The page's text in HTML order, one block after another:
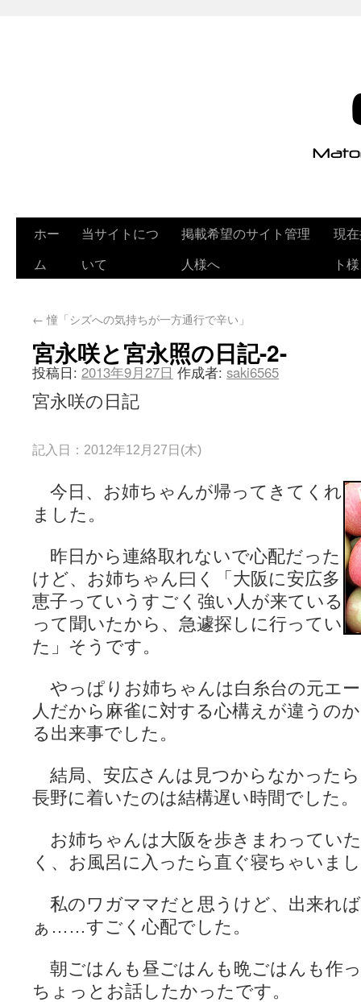
ホー
ム
当サイトにつ
いて
掲載希望のサイト管理
人様へ
現
ト様
←憧「シズへの気持ちが一方通行で辛い」
宮永咲と宮永照の日記-2-
投稿日: 2013年9月27日 作成者: saki6565
宮永咲の日記
記入日：2012年12月27日(木)
今日、お姉ちゃんが帰ってきてくれ
ました。
昨日から連絡取れないで心配だった
けど、お姉ちゃん曰く「大阪に安広多
恵子っていうすごく強い人が来ている
って聞いたから、急遽探しに行ってい
た」そうです。
やっぱりお姉ちゃんは白糸台の元エ
人だから麻雀に対する心構えが違うの
る出来事でした。
結局、安広さんは見つからなかった
長野に着いたのは結構遅い時間でした。
お姉ちゃんは大阪を歩きまわってい
く、お風呂に入ったら直ぐ寝ちゃいま
私のワガママだと思うけど、出来れ
ぁ……すごく心配でした。
朝ごはんも昼ごはんも晩ごはんも作
ちょっとお話したかったです。